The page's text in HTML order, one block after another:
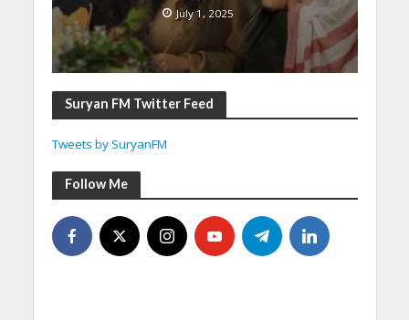
July 1, 2025
Suryan FM Twitter Feed
Tweets by SuryanFM
Follow Me